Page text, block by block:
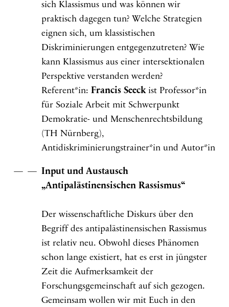
sich Klassismus und was können wir
praktisch dagegen tun? Welche Strategien
eignen sich, um klassistischen
Diskriminierungen entgegenzutreten? Wie
kann Klassismus aus einer intersektionalen
Perspektive verstanden werden?
Referent*in: Francis Seeckist Professor*in
für Soziale Arbeit mit Schwerpunkt
Demokratie- und Menschenrechtsbildung
(TH Nürnberg),
Antidiskriminierungstrainer*in und Autor*in
Input und Austausch
„Antipalästinensischen Rassismus“
Der wissenschaftliche Diskurs über den
Begriff des antipalästinensischen Rassismus
ist relativ neu. Obwohl dieses Phänomen
schon lange existiert, hat es erst in jüngster
Zeit die Aufmerksamkeit der
Forschungsgemeinschaft auf sich gezogen.
Gemeinsam wollen wir mit Euch in den